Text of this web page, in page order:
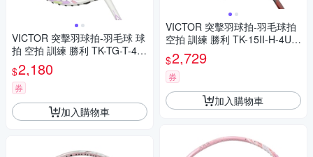
VICTOR 突擊羽球拍-羽毛球 球
拍 空拍 訓練 勝利 TK-TG-T-4U
薰衣紫白藍
$2,180
券
加入購物車
VICTOR 突擊羽球拍-羽毛球拍
空拍 訓練 勝利 TK-15II-H-4U
灰黑白橘
$2,729
券
加入購物車